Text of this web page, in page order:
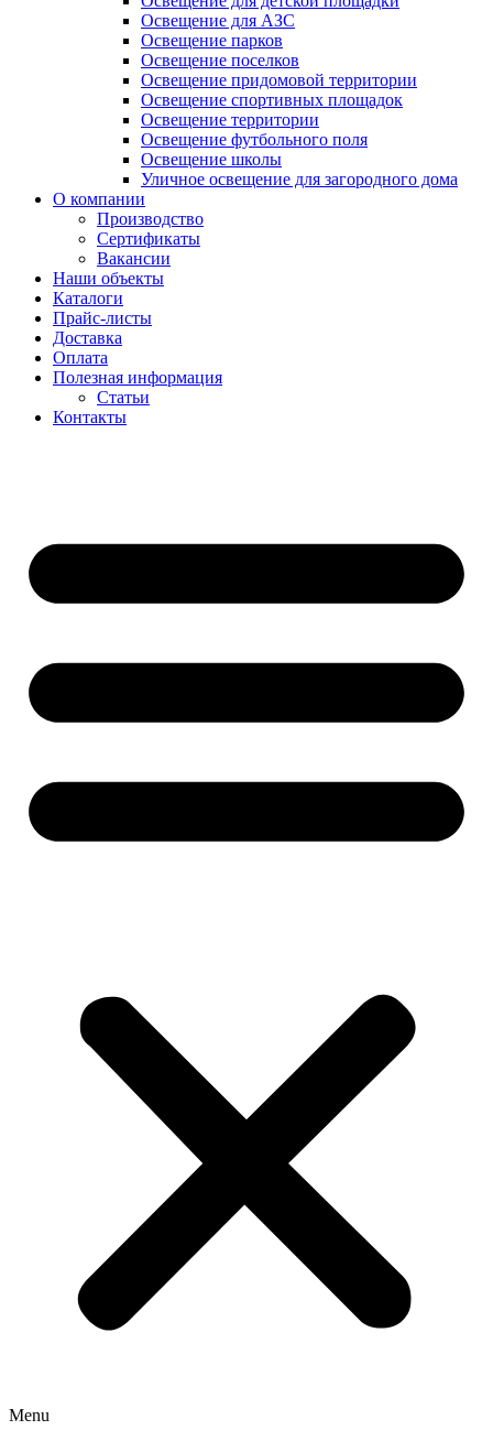
Освещение для АЗС
Освещение парков
Освещение поселков
Освещение придомовой территории
Освещение спортивных площадок
Освещение территории
Освещение футбольного поля
Освещение школы
Уличное освещение для загородного дома
О компании
Производство
Сертификаты
Вакансии
Наши объекты
Каталоги
Прайс-листы
Доставка
Оплата
Полезная информация
Статьи
Контакты
Menu